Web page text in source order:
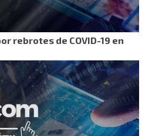
rebrotes de COVID-19 en